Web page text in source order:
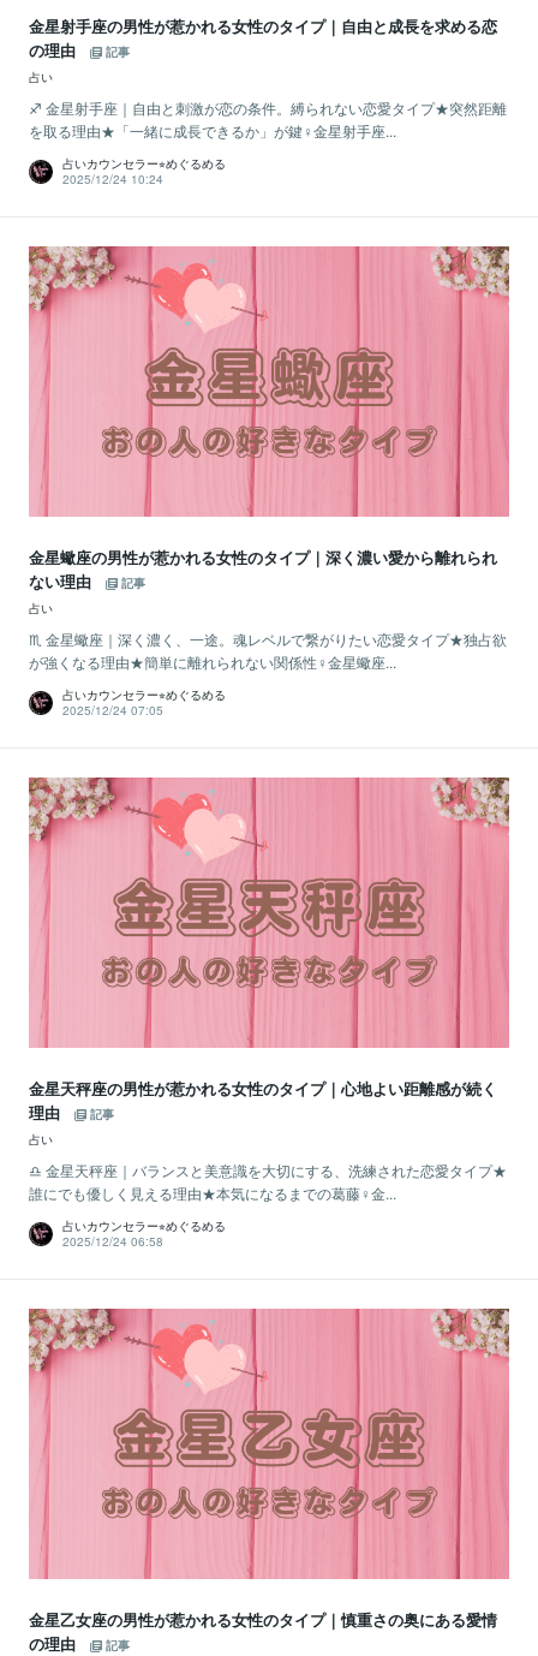
金星射手座の男性が惹かれる女性のタイプ｜自由と成長を求める恋
の理由
記事
占い
♐️ 金星射手座｜自由と刺激が恋の条件。縛られない恋愛タイプ★突然距離
を取る理由★「一緒に成長できるか」が鍵♀金星射手座...
占いカウンセラー⭐︎めぐるめる
2025/12/24 10:24
金星蠍座の男性が惹かれる女性のタイプ｜深く濃い愛から離れられ
ない理由
記事
占い
♏️ 金星蠍座｜深く濃く、一途。魂レベルで繋がりたい恋愛タイプ★独占欲
が強くなる理由★簡単に離れられない関係性♀金星蠍座...
占いカウンセラー⭐︎めぐるめる
2025/12/24 07:05
金星天秤座の男性が惹かれる女性のタイプ｜心地よい距離感が続く
理由
記事
占い
♎️ 金星天秤座｜バランスと美意識を大切にする、洗練された恋愛タイプ★
誰にでも優しく見える理由★本気になるまでの葛藤♀金...
占いカウンセラー⭐︎めぐるめる
2025/12/24 06:58
金星乙女座の男性が惹かれる女性のタイプ｜慎重さの奥にある愛情
の理由
記事